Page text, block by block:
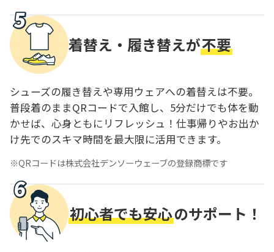
着替え・履き替えが不要
シューズの履き替えや専用ウェアへの着替えは不要。
普段着のままQRコードで入館し、5分だけでも体を動
かせば、心身ともにリフレッシュ！仕事帰りやお出か
け先でのスキマ時間を最大限に活用できます。
QRコードは株式会社デンソーウェーブの登録商標です
初心者でも安心のサポート！